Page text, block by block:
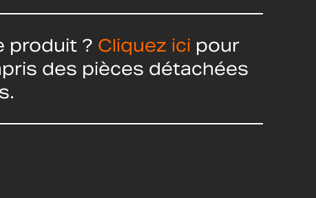
produit ? Cliquez ici pour
des pièces détachées